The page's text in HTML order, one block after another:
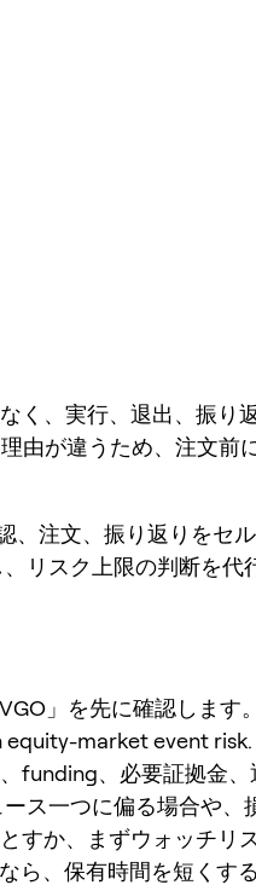
く、実行、退出、振り
由が違うため、注文前
、注文、振り返りをセ
リスク上限の判断を代
」を先に確認します
market event risk.
funding、必要証拠金
ス一つに偏る場合や、
すか、まずウォッチリ
ら、保有時間を短くす